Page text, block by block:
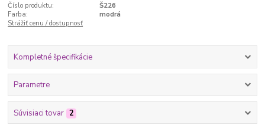
Číslo produktu:
Š226
Farba:
modrá
Strážiť cenu / dostupnosť
Kompletné špecifikácie
Parametre
Súvisiaci tovar 2